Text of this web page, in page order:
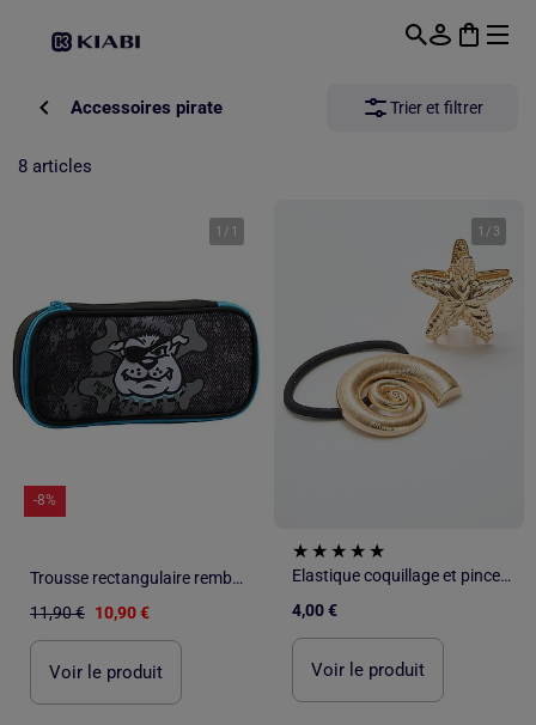
Accessoires pirate Trier et filtrer
8 articles
1 / 1
-8%
Trousse rectangulaire rembourrée textile CMP
11,90 € 10,90 €
Voir le produit
1 / 3
Elastique coquillage et pince étoile
4,00 €
Voir le produit